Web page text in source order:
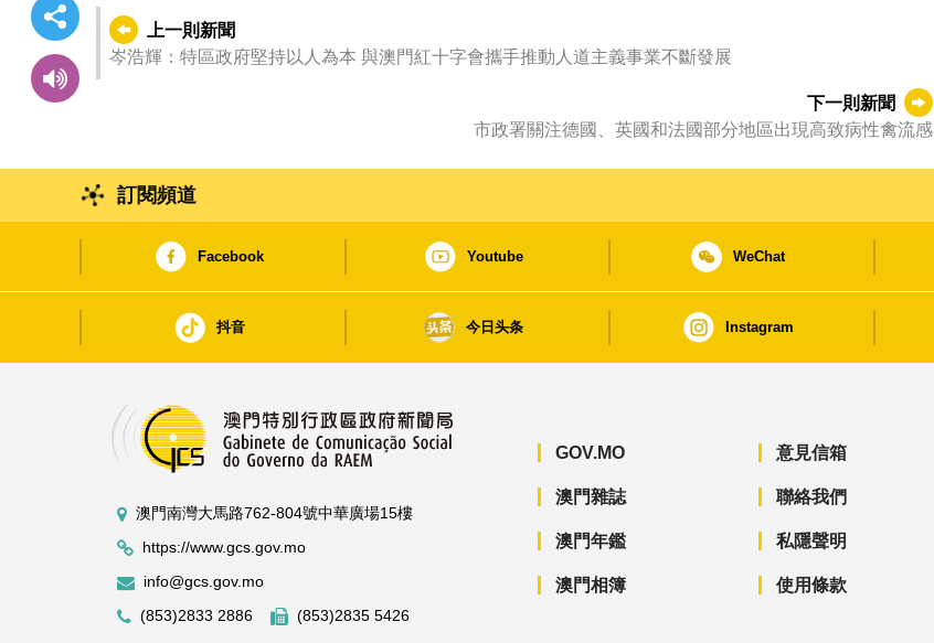
上一則新聞
岑浩輝：特區政府堅持以人為本 與澳門紅十字會攜手推動人道主義事業不斷發展
下一則新聞
市政署關注德國、英國和法國部分地區出現高致病性禽流感
訂閱頻道
Facebook Youtube WeChat
抖音 今日头条 Instagram
澳門南灣大馬路762-804號中華廣場15樓
https://www.gcs.gov.mo
info@gcs.gov.mo
(853)2833 2886
(853)2835 5426
GOV.MO
澳門雜誌
澳門年鑑
澳門相簿
意見信箱
聯絡我們
私隱聲明
使用條款